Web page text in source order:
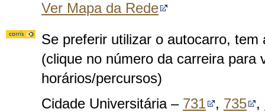
Ver Mapa da Rede
Se preferir utilizar o autocarro, tem
(clique no número da carreira para
horários/percursos)
Cidade Universitária – 731 , 735 ,